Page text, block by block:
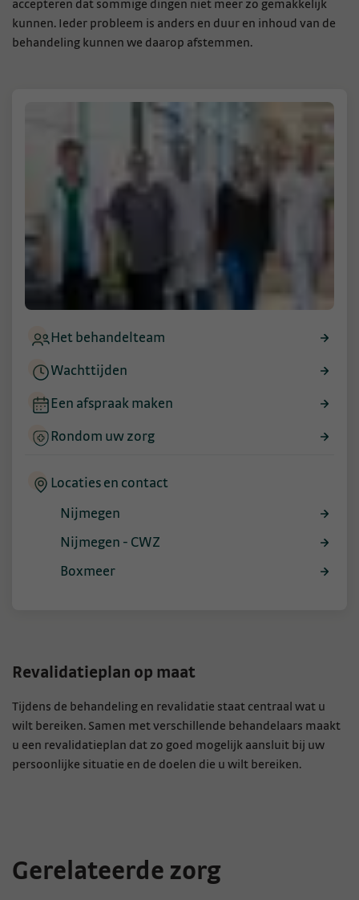
accepteren dat sommige dingen niet meer zo gemakkelijk
kunnen. Ieder probleem is anders en duur en inhoud van de
behandeling kunnen we daarop afstemmen.
Het behandelteam
Wachttijden
Een afspraak maken
Rondom uw zorg
Locaties en contact
Nijmegen
Nijmegen - CWZ
Boxmeer
Revalidatieplan op maat
Tijdens de behandeling en revalidatie staat centraal wat u
wilt bereiken. Samen met verschillende behandelaars maakt
u een revalidatieplan dat zo goed mogelijk aansluit bij uw
persoonlijke situatie en de doelen die u wilt bereiken.
Gerelateerde zorg